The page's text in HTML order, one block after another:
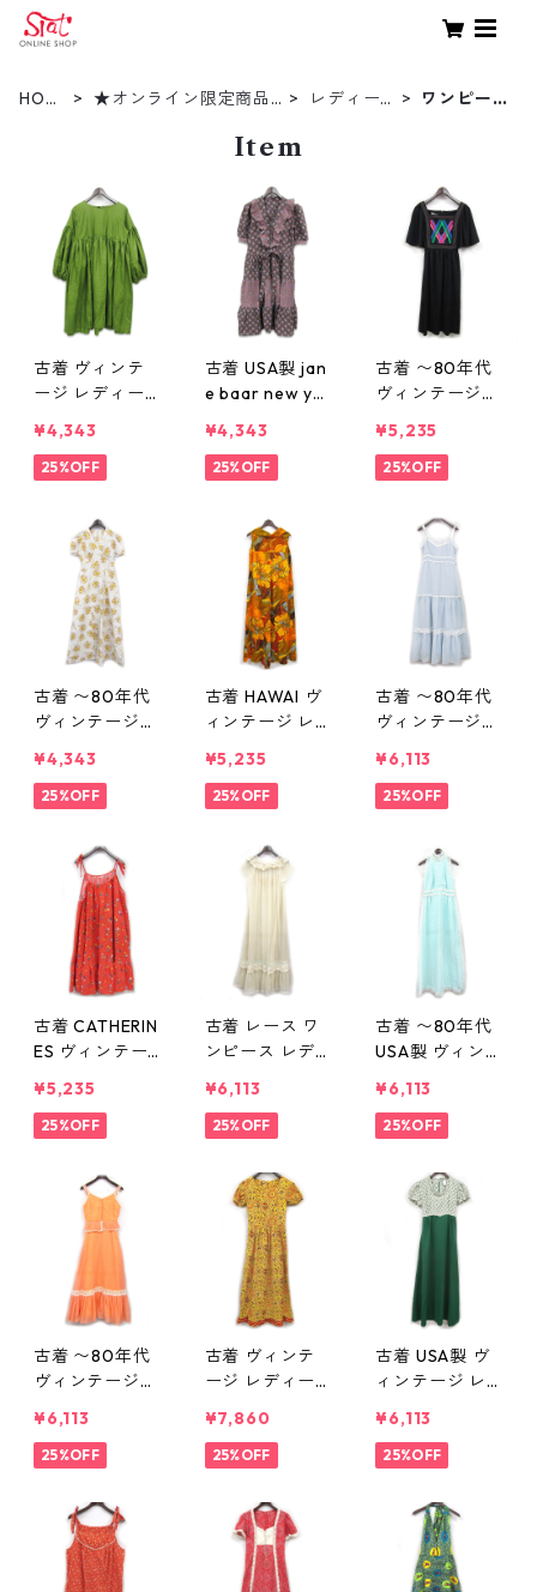
HOM
★オンライン限定商品
レディー
ワンピー
Item
古着 ヴィンテ
ージ レディー
グリーン 表
記：-- gd407
¥4,343
25%OFF
古着 USA製 jan
e baar new yo
ジ レディース
ワンピース 総
d407017n w50
¥4,343
25%OFF
古着 〜80年代
ヴィンテージ
ンピース ブラ
ック 表記：-
n w50823
¥5,235
25%OFF
古着 〜80年代
ヴィンテージ
ンピース 総柄
花柄 ホワイト
HIPS40 BUST3
8 gd407008
n w50823
¥4,343
25%OFF
古着 HAWAI ヴ
ィンテージ レ
ピース 総柄 表
記：-- gd407
¥5,235
25%OFF
古着 〜80年代
ヴィンテージ
ディース 総柄
ブルー系 表
998n w50822
¥6,113
25%OFF
古着 CATHERIN
ES ヴィンテー
ワンピース 花
柄 総柄 表記：-
w50822
¥5,235
25%OFF
古着 レース ワ
ンピース レデ
gd406919n
w50812
¥6,113
25%OFF
古着 〜80年代
USA製 ヴィンテ
ンピース レデ
ィース 表記：-
w50812
¥6,113
25%OFF
古着 〜80年代
ヴィンテージ
ディース オレ
ンジ系 表記：-
w50812
¥6,113
25%OFF
古着 ヴィンテ
ージ レディー
総柄 イエロー
表記：7 gd40
¥7,860
25%OFF
古着 USA製 ヴ
ィンテージ レ
ピース 総柄 グ
リーン 表記：-
w50731
¥6,113
25%OFF